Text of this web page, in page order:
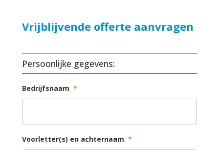
Vrijblijvende offerte aanvragen
Persoonlijke gegevens:
Bedrijfsnaam *
Voorletter(s) en achternaam *